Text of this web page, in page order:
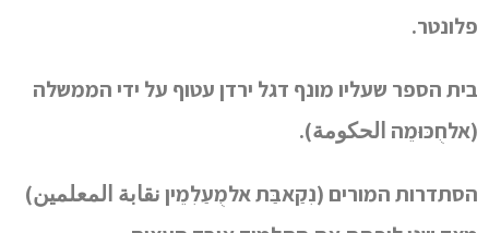
פלונטר.
בית הספר שעליו מונף דגל ירדן עטוף על ידי הממשלה
(אלחֻכּוּמֵה الحكومة).
הסתדרות המורים (נִקַאבַּת אלמֻעַלִמֵין نقابة المعلمين)